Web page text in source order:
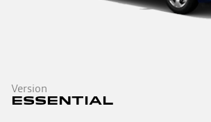
Version
ESSENTIAL